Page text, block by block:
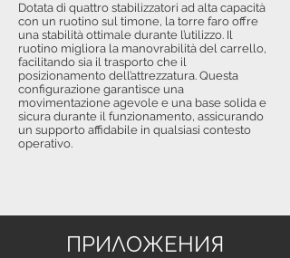
Dotata di quattro stabilizzatori ad alta capacità
con un ruotino sul timone, la torre faro offre
una stabilità ottimale durante l’utilizzo. Il
ruotino migliora la manovrabilità del carrello,
facilitando sia il trasporto che il
posizionamento dell’attrezzatura. Questa
configurazione garantisce una
movimentazione agevole e una base solida e
sicura durante il funzionamento, assicurando
un supporto affidabile in qualsiasi contesto
operativo.
ПРИЛОЖЕНИЯ